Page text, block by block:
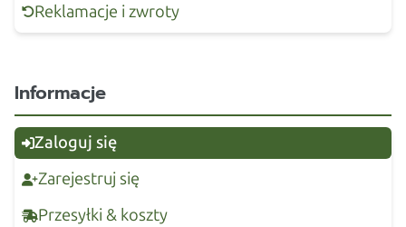
Reklamacje i zwroty
Informacje
Zaloguj się
Zarejestruj się
Przesyłki & koszty